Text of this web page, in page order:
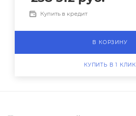
Купить в кредит
В КОРЗИНУ
КУПИТЬ В 1 КЛИК